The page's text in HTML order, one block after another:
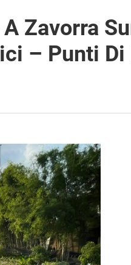
Zavorra
– Punti Di